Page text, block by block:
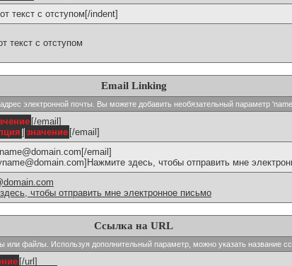
текст с отступом[/indent]
текст с отступом
Email Linking
электронной почты. Вы можете добавить необязательный параметр
[/email]
] значение [/email]
email]
здесь, чтобы отправить мне
чтобы отправить мне электронное письмо
Ссылка на URL
или файлы. Используя дополнительный параметр, можно указать название
[/url]